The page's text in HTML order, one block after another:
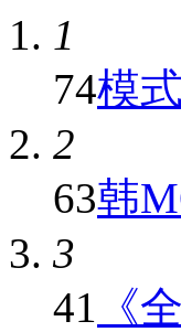
1
74模
2
63韩
3
41
《